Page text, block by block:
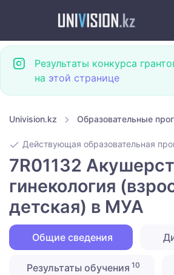
Результаты конкурса
на этой странице
Univision.kz Образовательные
Действующая образовательная
7R01132
гинекология
детская) в МУА
Общие сведения
Результаты обучения 10